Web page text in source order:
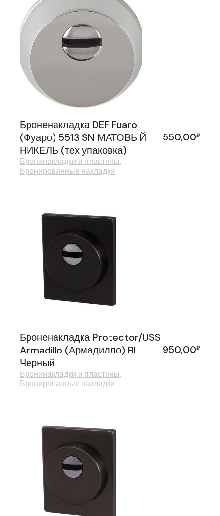
Броненакладка DEF Fuaro
(Фуаро) 5513 SN МАТОВЫЙ
НИКЕЛЬ (тех упаковка)
550,00₽
Бронинакладки и пластины
Бронированные накладки
Броненакладка Protector/USS
Armadillo (Армадилло) BL
Черный
950,00₽
Бронинакладки и пластины
Бронированные накладки